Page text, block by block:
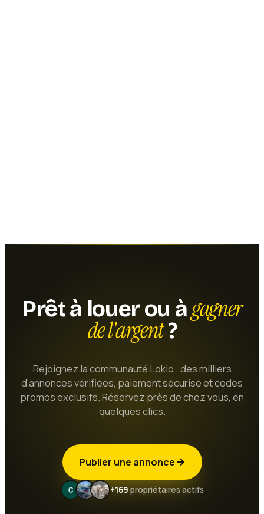
Prêt à louer ou àgagner
de l'argent?
Rejoignez la communauté Lokio : des milliers
d'annonces vérifiées, paiement sécurisé et codes
promos exclusifs. Réservez près de chez vous, en
quelques clics.
Publier une annonce
+169 propriétaires actifs